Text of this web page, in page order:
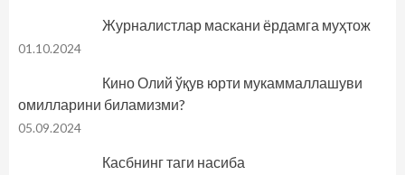
Журналистлар маскани ёрдамга муҳтож
01.10.2024
Кино Олий ўқув юрти мукаммаллашуви
омилларини биламизми?
05.09.2024
Касбнинг таги насиба